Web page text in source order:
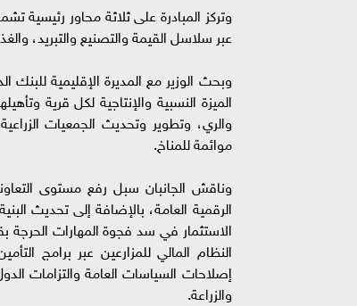
وتركز المبادرة على ثلاثة محاور رئيسية
عبر سلاسل القيمة والتصنيع والتبريد،
وبحث الوزير مع المديرة الإقليمية للبنك
الميزة النسبية والإنتاجية لكل قرية
والري، وتطوير وتحديث الجمعيات
موائمة للمناخ.
وناقش الجانبان سبل رفع مستوى
الرقمية العامة، بالإضافة إلى تحديث
الاستثمار في سد فجوة المهارات الحرجة
النظام المالي للمزارعين عبر برامج
إصلاحات السياسات العامة والتزامات
والزراعة.